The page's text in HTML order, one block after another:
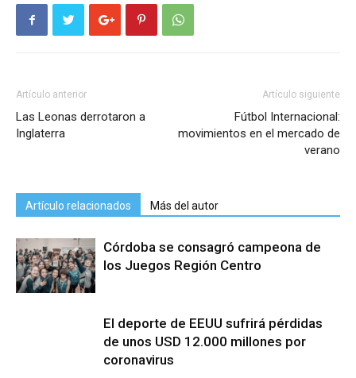
Artículo anterior
Las Leonas derrotaron a
Inglaterra
Artículo siguiente
Fútbol Internacional:
movimientos en el mercado de
verano
Artículo relacionados Más del autor
Córdoba se consagró campeona de
los Juegos Región Centro
El deporte de EEUU sufrirá pérdidas
de unos USD 12.000 millones por
coronavirus